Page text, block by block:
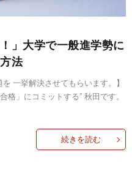
」大学で一般進学勢に
法
一挙解決させてもらいます。】
格」にコミットする” 秋田です。
続きを読む